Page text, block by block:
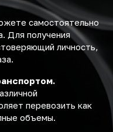
самостоятельно
Для получения
личность,
перевозить как
объемы.